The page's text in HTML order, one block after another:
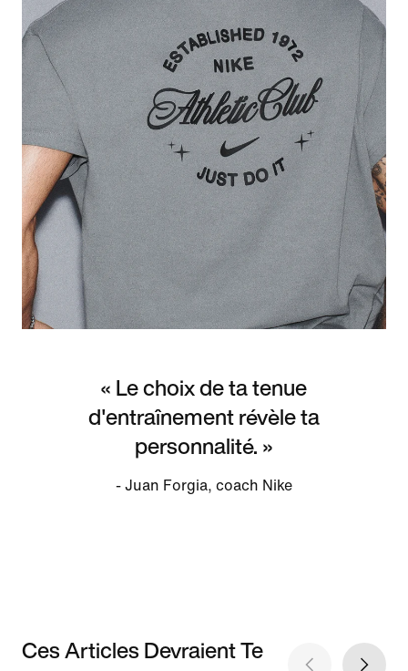
« Le choix de ta tenue
d'entraînement révèle ta
personnalité. »
- Juan Forgia, coach Nike
Ces Articles Devraient Te